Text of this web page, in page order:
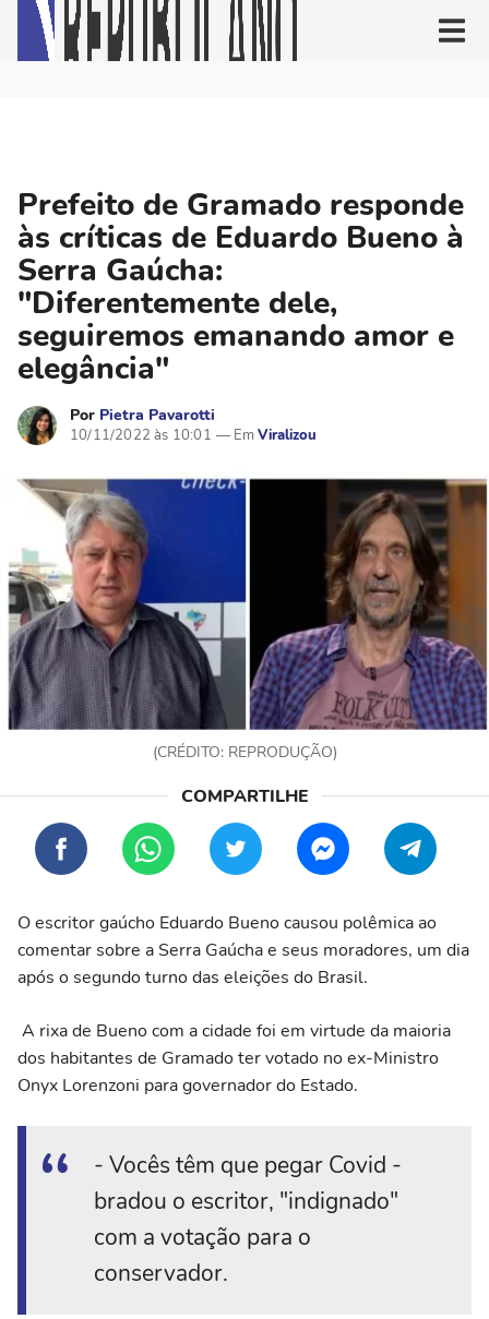
Prefeito de Gramado responde
às críticas de Eduardo Bueno à
Serra Gaúcha:
"Diferentemente dele,
seguiremos emanando amor e
elegância"
Por Pietra Pavarotti
10/11/2022 às 10:01 Viralizou
(CRÉDITO: REPRODUÇÃO)
O escritor gaúcho Eduardo Bueno causou polêmica ao
comentar sobre a Serra Gaúcha e seus moradores, um dia
após o segundo turno das eleições do Brasil.
A rixa de Bueno com a cidade foi em virtude da maioria
dos habitantes de Gramado ter votado no ex-Ministro
Onyx Lorenzoni para governador do Estado.
- Vocês têm que pegar Covid -
bradou o escritor, "indignado"
com a votação para o
conservador.